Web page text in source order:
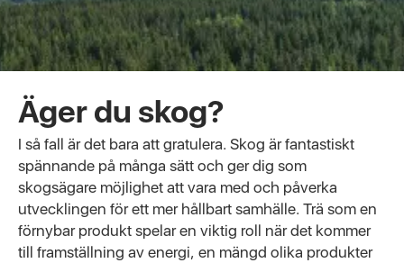
Äger du skog?
I så fall är det bara att gratulera. Skog är fantastiskt
spännande på många sätt och ger dig som
skogsägare möjlighet att vara med och påverka
utvecklingen för ett mer hållbart samhälle. Trä som en
förnybar produkt spelar en viktig roll när det kommer
till framställning av energi, en mängd olika produkter